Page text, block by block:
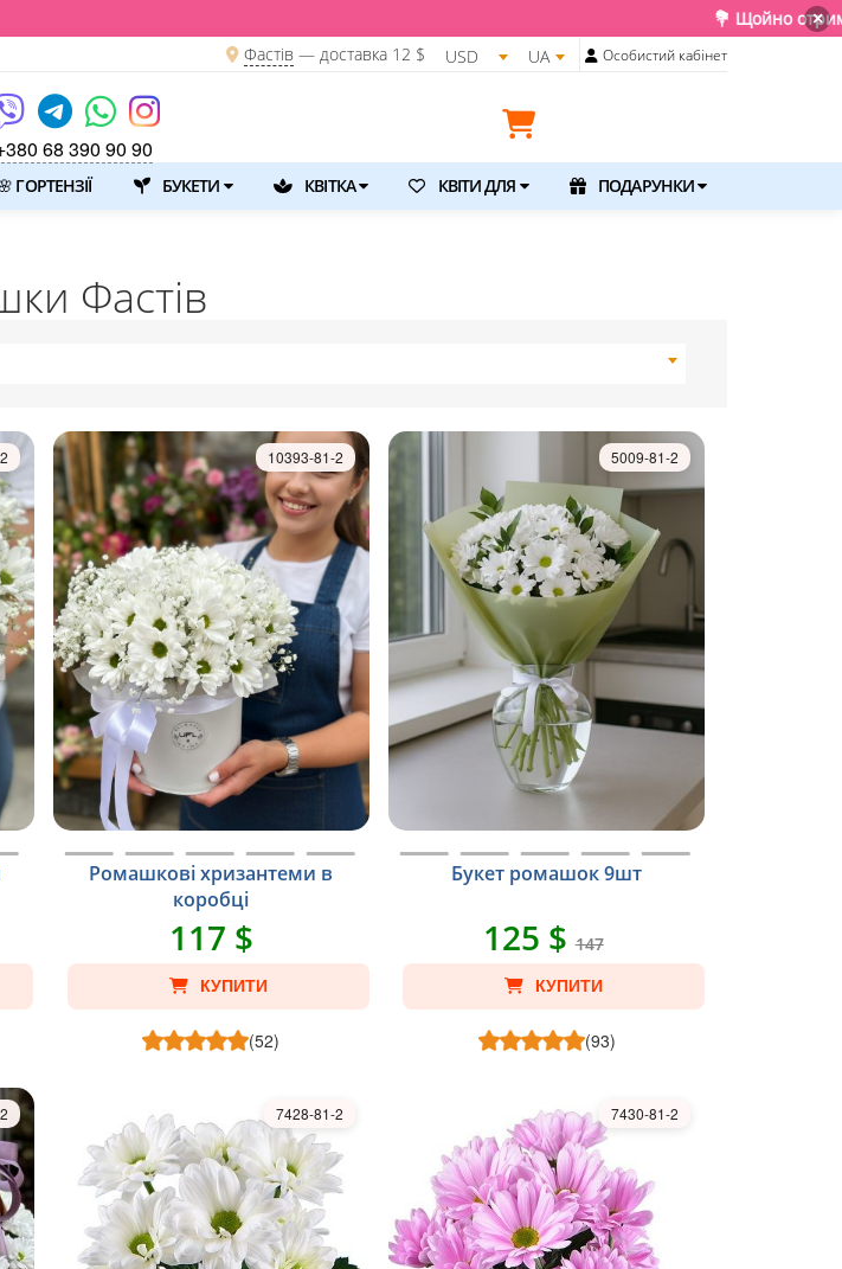
💐 Щойно отримали свіжу
×
Фастів— доставка 12 $ USD UA Особистий кабінет
68 390 90 90
ГОРТЕНЗІЇ БУКЕТИ КВІТКА КВІТИ ДЛЯ ПОДАРУНКИ
Фастів
Ромашкові хризантеми в
коробці
10393-81-2
117 $
КУПИТИ
(52)
Букет ромашок 9шт
5009-81-2
125 $147
КУПИТИ
(93)
7428-81-2 7430-81-2